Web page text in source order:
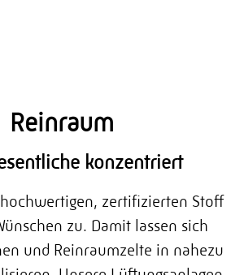
Reinraum
konzentriert
zertifizierten Stoff
zu. Damit lassen sich
und Reinraumzelte in nahezu